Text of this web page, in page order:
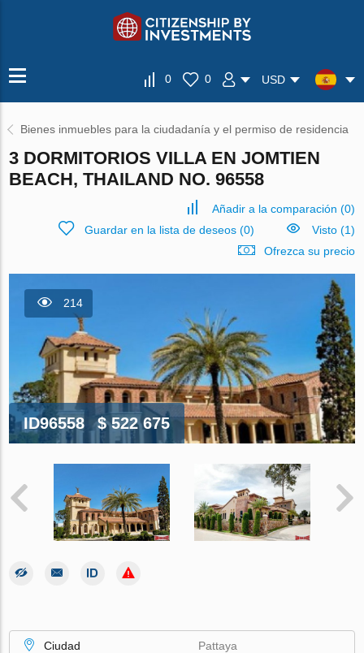
0 0 USD
Bienes inmuebles para la ciudadanía y el permiso de residencia
3 DORMITORIOS VILLA EN JOMTIEN
BEACH, THAILAND NO. 96558
Añadir a la comparación (0)
Guardar en la lista de deseos(0)
Visto (1)
Ofrezca su precio
214
ID96558 $ 522 675
Ciudad
Pattaya